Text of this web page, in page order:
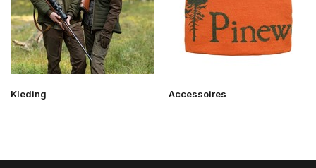
Kleding Accessoires